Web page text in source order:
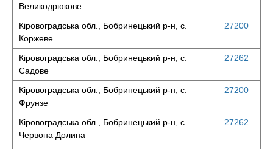
Великодрюкове
Кіровоградська обл., Бобринецький р-н, с.
Коржеве
27200
Кіровоградська обл., Бобринецький р-н, с.
Садове
27262
Кіровоградська обл., Бобринецький р-н, с.
Фрунзе
27200
Кіровоградська обл., Бобринецький р-н, с.
Червона Долина
27262